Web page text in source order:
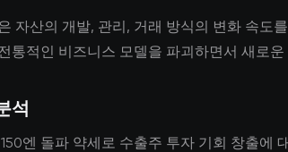
자산의 개발, 관리, 거래 방식의 변화 속도
통적인 비즈니스 모델을 파괴하면서 새로
석
엔 돌파 약세로 수출주 투자 기회 창출에